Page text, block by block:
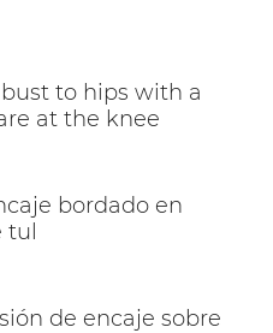
to hips with a
at the knee
bordado en
tul
de encaje sobre